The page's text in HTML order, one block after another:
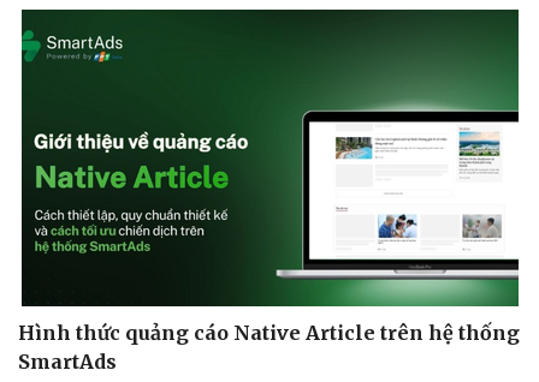
Hình thức quảng cáo Native Article trên hệ thống
SmartAds